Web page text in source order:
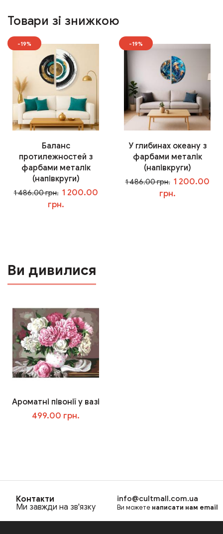
Товари зі знижкою
-19%
Баланс
протилежностей з
фарбами металік
(напівкруги)
1 486.00 грн. 1 200.00
грн.
-19%
У глибинах океану з
фарбами металік
(напівкруги)
1 486.00 грн. 1 200.00
грн.
Ви дивилися
Ароматні півонії у вазі
499.00 грн.
Контакти
Ми завжди на зв'язку
info@cultmall.com.ua
Ви можете написати нам email